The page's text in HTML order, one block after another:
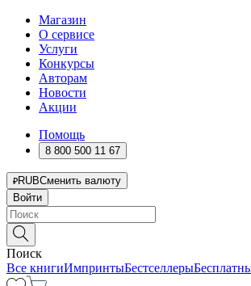
Магазин
О сервисе
Услуги
Конкурсы
Авторам
Новости
Акции
Помощь
8 800 500 11 67
RUBСменить валюту
Войти
Поиск
Все книгиИмпринтыБестселлеры